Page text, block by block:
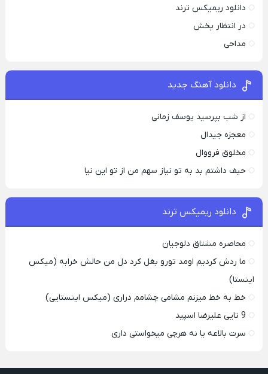
دانلود ریمیکس ترند
در انتظار پخش
مداحی
دانلود آهنگ جدید
از شب بپرسید یوسف زمانی
معجزه جیدال
مخلوق فرووال
حیف داشتم بد به تو نیاز سهم من از تو این نیا
دانلود ریمیکس ترند
محاصره مشتاق دلوجیان
ما ردش کردیم اومد تورو بغل کرد دل من حالش خرابه (میکس
اینستا)
خط به خط میزنم مشامی چشامم دراری (میکس اینستایی)
9 تایی علیرضا اسپید
سرت بالاعه یا نه هرچی میخواستی داری